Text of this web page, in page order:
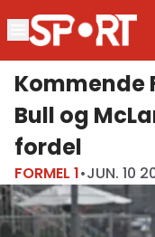
Kommende
Bull og
fordel
FORMEL 1•JUN. 10